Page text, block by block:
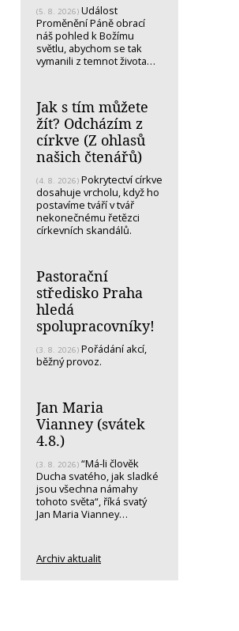
(5. 8. 2026) Událost
Proměnění Páně obrací
náš pohled k Božímu
světlu, abychom se tak
vymanili z temnot života…
Jak s tím můžete
žít? Odcházím z
církve (Z ohlasů
našich čtenářů)
(4. 8. 2026) Pokrytectví církve
dosahuje vrcholu, když ho
postavíme tváří v tvář
nekonečnému řetězci
církevních skandálů.
Pastorační
středisko Praha
hledá
spolupracovníky!
(3. 8. 2026) Pořádání akcí,
běžný provoz.
Jan Maria
Vianney (svátek
4.8.)
(3. 8. 2026) “Má-li člověk
Ducha svatého, jak sladké
jsou všechna námahy
tohoto světa“, říká svatý
Jan Maria Vianney…
Archiv aktualit